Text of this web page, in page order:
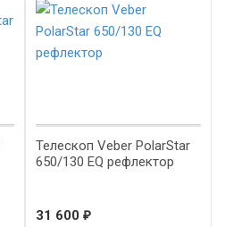
Телескоп Veber PolarStar
650/130 EQ рефлектор
31 600 ₽